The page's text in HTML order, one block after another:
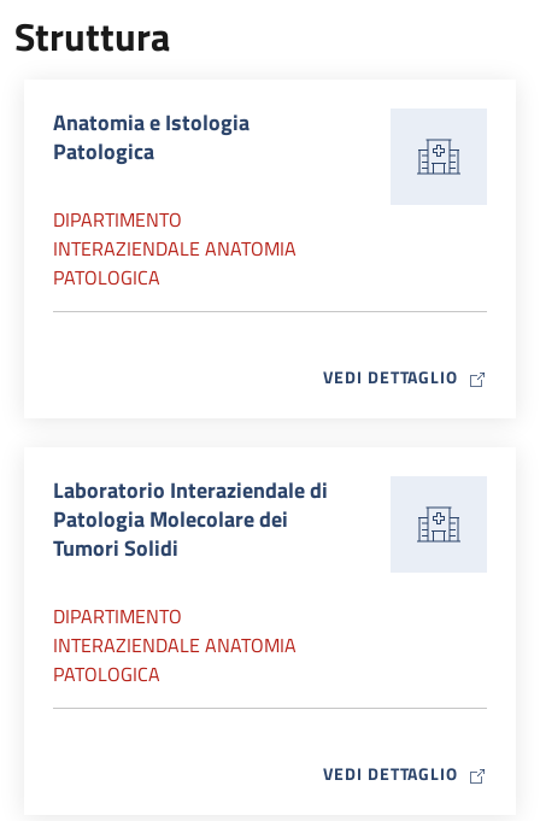
Struttura
Anatomia e Istologia
Patologica
DIPARTIMENTO
INTERAZIENDALE ANATOMIA
PATOLOGICA
VEDI DETTAGLIO MAP ICON
Laboratorio Interaziendale di
Patologia Molecolare dei
Tumori Solidi
DIPARTIMENTO
INTERAZIENDALE ANATOMIA
PATOLOGICA
VEDI DETTAGLIO MAP ICON